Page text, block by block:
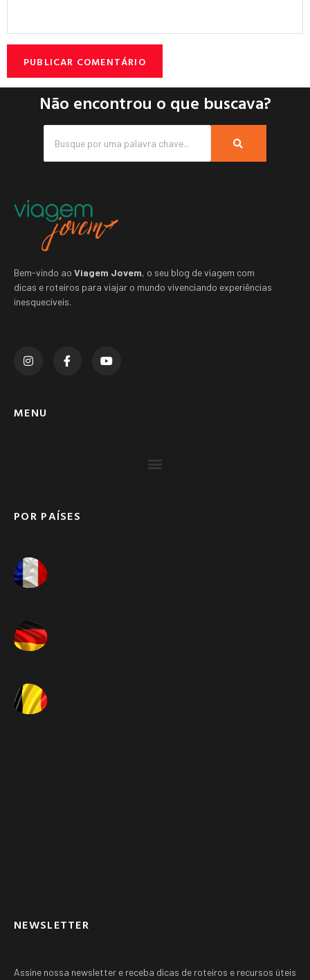
Não encontrou o que buscava?
Bem-vindo ao Viagem Jovem, o seu blog de viagem com
dicas e roteiros para viajar o mundo vivenciando experiências
inesquecíveis.
MENU
POR PAÍSES
NEWSLETTER
Assine nossa newsletter e receba dicas de roteiros e recursos úteis